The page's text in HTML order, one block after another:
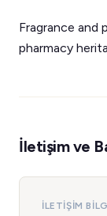
Fragrance and
pharmacy
İletişim ve
İLETIŞIM